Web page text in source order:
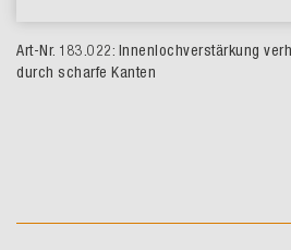
Art-Nr. 183.022: Innenlochverstärkung
durch scharfe Kanten